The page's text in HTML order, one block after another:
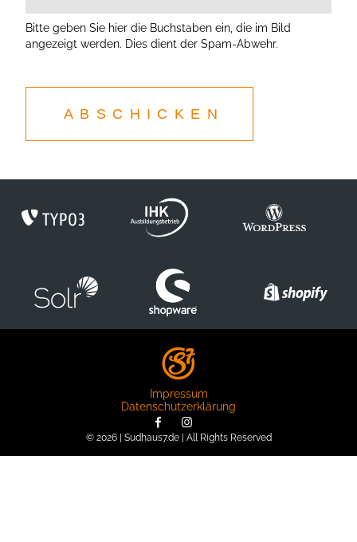
Bitte geben Sie hier die Buchstaben ein, die im Bild
angezeigt werden. Dies dient der Spam-Abwehr.
ABSCHICKEN
© 2026 | Sudhaus7.de | All Rights Reserved
Impressum
Datenschutzerklärung